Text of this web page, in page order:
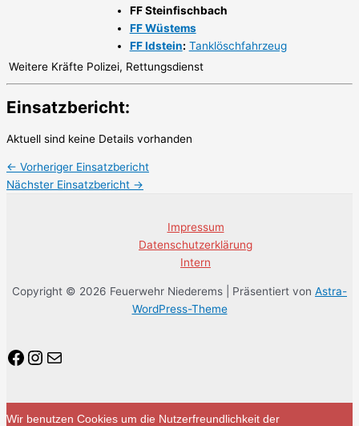
FF Steinfischbach
FF Wüstems
FF Idstein: Tanklöschfahrzeug
Weitere Kräfte Polizei, Rettungsdienst
Einsatzbericht:
Aktuell sind keine Details vorhanden
← Vorheriger Einsatzbericht
Nächster Einsatzbericht →
Impressum
Datenschutzerklärung
Intern
Copyright © 2026 Feuerwehr Niederems | Präsentiert von Astra-
WordPress-Theme
Facebook
Instagram
E-Mail
Wir benutzen Cookies um die Nutzerfreundlichkeit der